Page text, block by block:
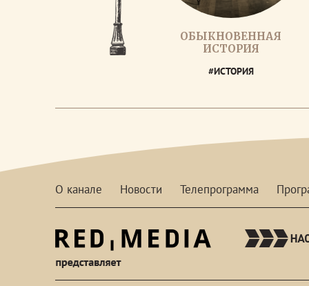
ОБЫКНОВЕННАЯ
ИСТОРИЯ
#ИСТОРИЯ
О канале Новости Телепрограмма